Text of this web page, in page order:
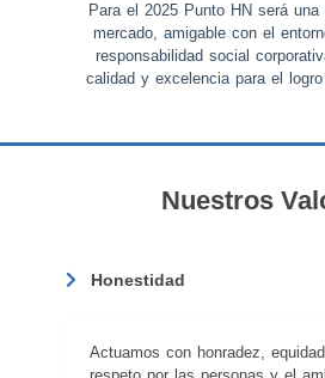
Para el 2025 Punto HN será una
mercado, amigable con el
responsabilidad social
calidad y excelencia para el
Nuestros
Honestidad
Actuamos con honradez,